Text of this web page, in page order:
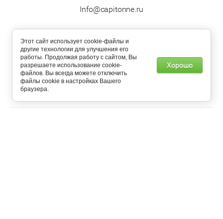
Info@capitonne.ru
Copyright © 2021 - 2025 Capitonne - Самый Зелёный Магазин
Этот сайт использует cookie-файлы и
другие технологии для улучшения его
работы. Продолжая работу с сайтом, Вы
разрешаете использование cookie-
файлов. Вы всегда можете отключить
файлы cookie в настройках Вашего
браузера.
Хорошо